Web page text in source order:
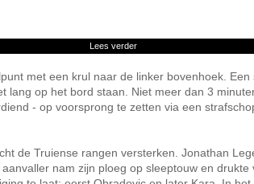
Lees verder
met een krul naar de linker bovenhoek.
lang op het bord staan. Niet meer dan 3
- op voorsprong te zetten via een
de Truiense rangen versterken. Jonathan
nam zijn ploeg op sleeptouw en